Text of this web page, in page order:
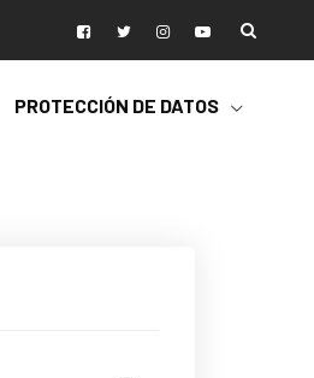
PROTECCIÓN DE DATOS